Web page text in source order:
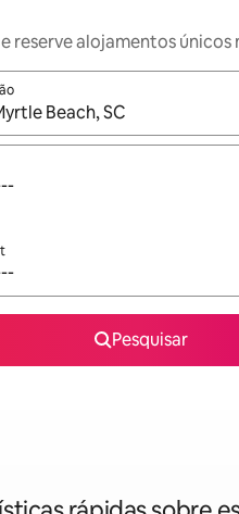
reserve alojamentos únicos
resultados estiverem
Pesquisar